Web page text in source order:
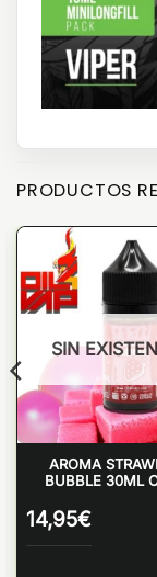
PRODUCTOS
SIN
AROMA
BUBBLE 30ML
14,95€